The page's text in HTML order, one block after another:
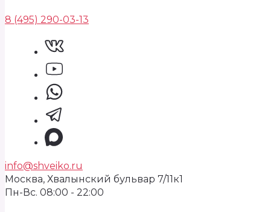
8 (495) 290-03-13
info@shveiko.ru
Москва, Хвалынский бульвар 7/11к1
Пн-Вс. 08:00 - 22:00